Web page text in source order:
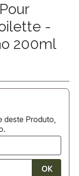
-
200ml
deste Produto,